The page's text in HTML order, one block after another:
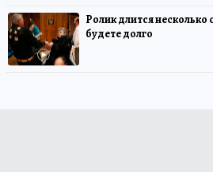
Ролик длится несколько
будете долго